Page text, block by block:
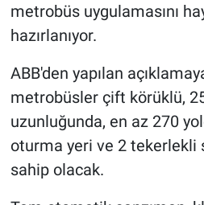
metrobüs uygulamasını
hazırlanıyor.
ABB'den yapılan
metrobüsler çift körüklü,
uzunluğunda, en az 270
oturma yeri ve 2 tekerlekli
sahip olacak.
Kimdir
Koronavirüs
Kültür Sanat
Ne demişti
Nedir